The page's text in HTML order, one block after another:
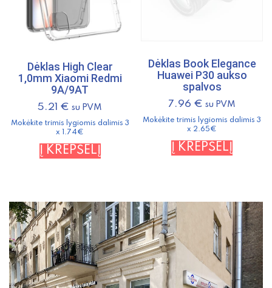
Dėklas High Clear
1,0mm Xiaomi Redmi
9A/9AT
5.21 € su PVM
Mokėkite trimis lygiomis dalimis 3
x 1.74€
Į KREPŠELĮ
Dėklas Book Elegance
Huawei P30 aukso
spalvos
7.96 € su PVM
Mokėkite trimis lygiomis dalimis 3
x 2.65€
Į KREPŠELĮ